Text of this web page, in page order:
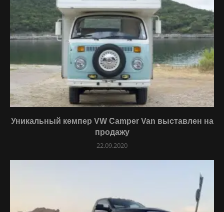
Уникальный кемпер VW Camper Van выставлен на
продажу
22.09.2020